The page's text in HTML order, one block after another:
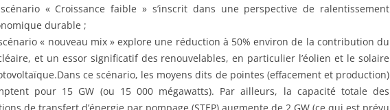
« Croissance faible » s’inscrit dans une perspective de ralentissement
durable ;
« nouveau mix » explore une réduction à 50% environ de la contribution du
et un essor significatif des renouvelables, en particulier l’éolien et le solaire
ce scénario, les moyens dits de pointes (effacement et production)
pour 15 GW (ou 15 000 mégawatts). Par ailleurs, la capacité totale des